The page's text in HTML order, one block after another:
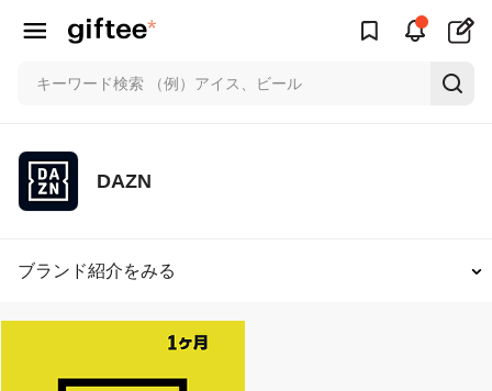
DAZN
ブランド紹介をみる